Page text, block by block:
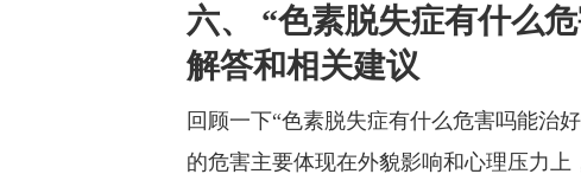
六、 “色素脱失症有什么
解答和相关建议
回顾一下“色素脱失症有什么危害吗能治
的危害主要体现在外貌影响和心理压力